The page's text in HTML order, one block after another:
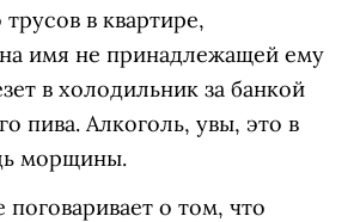
трусов в квартире,
имя не принадлежащей ему
в холодильник за банкой
пива. Алкоголь, увы, это в
морщины.
поговаривает о том, что